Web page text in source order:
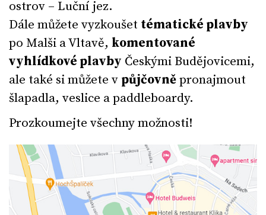
ostrov – Luční jez.
Dále můžete vyzkoušet tématické plavby
po Malši a Vltavě, komentované
vyhlídkové plavby Českými Budějovicemi,
ale také si můžete v půjčovněpronajmout
šlapadla, veslice a paddleboardy.
Prozkoumejte všechny možnosti!